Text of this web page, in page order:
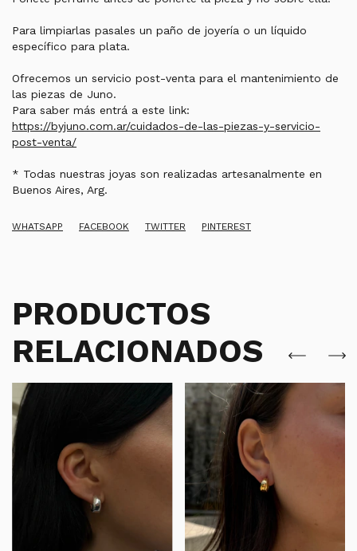
Para limpiarlas pasales un paño de joyería o un líquido
específico para plata.
Ofrecemos un servicio post-venta para el mantenimiento de
las piezas de Juno.
Para saber más entrá a este link:
https://byjuno.com.ar/cuidados-de-las-piezas-y-servicio-
post-venta/
* Todas nuestras joyas son realizadas artesanalmente en
Buenos Aires, Arg.
WHATSAPP FACEBOOK TWITTER PINTEREST
PRODUCTOS
RELACIONADOS